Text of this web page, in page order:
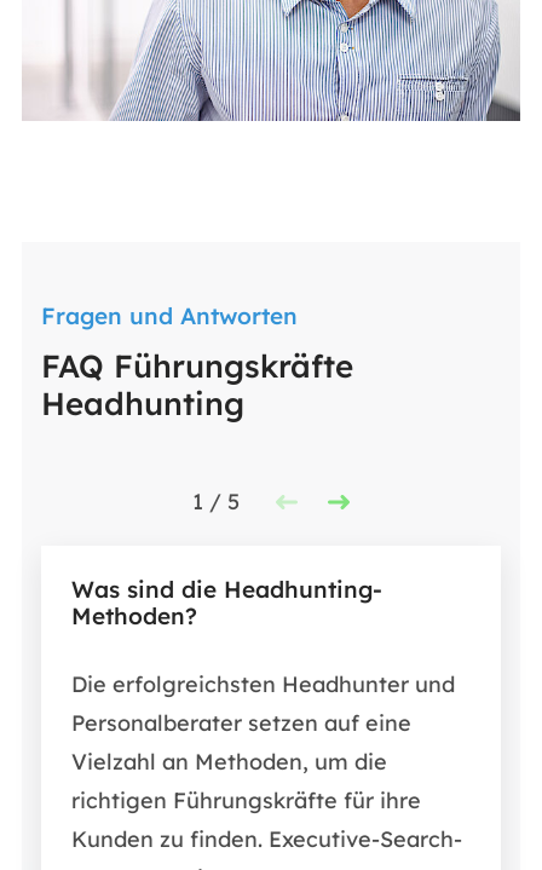
Fragen und Antworten
FAQ Führungskräfte
Headhunting
1 / 5
Was sind die Headhunting-
Methoden?
Die erfolgreichsten Headhunter und
Personalberater setzen auf eine
Vielzahl an Methoden, um die
richtigen Führungskräfte für ihre
Kunden zu finden. Executive-Search-